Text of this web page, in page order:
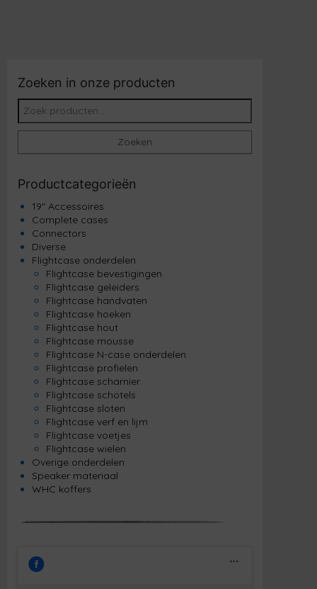
Zoeken in onze producten
Zoeken naar:
Zoeken
Productcategorieën
19" Accessoires
Complete cases
Connectors
Diverse
Flightcase onderdelen
Flightcase bevestigingen
Flightcase geleiders
Flightcase handvaten
Flightcase hoeken
Flightcase hout
Flightcase mousse
Flightcase N-case onderdelen
Flightcase profielen
Flightcase scharnier
Flightcase schotels
Flightcase sloten
Flightcase verf en lijm
Flightcase voetjes
Flightcase wielen
Overige onderdelen
Speaker materiaal
WHC koffers